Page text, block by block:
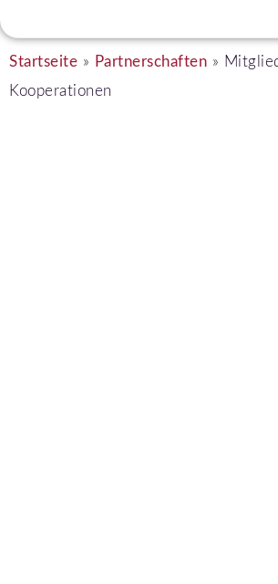
Startseite » Partnerschaften »
Kooperationen